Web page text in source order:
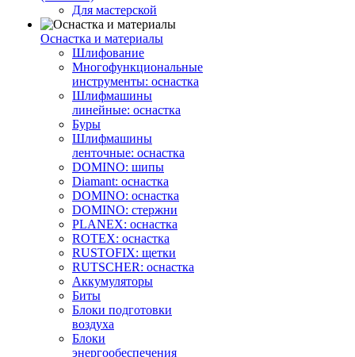
Для мастерской
Оснастка и материалы
Шлифование
Многофункциональные
инструменты: оснастка
Шлифмашины
линейные: оснастка
Буры
Шлифмашины
ленточные: оснастка
DOMINO: шипы
Diamant: оснастка
DOMINO: оснастка
DOMINO: стержни
PLANEX: оснастка
ROTEX: оснастка
RUSTOFIX: щетки
RUTSCHER: оснастка
Аккумуляторы
Биты
Блоки подготовки
воздуха
Блоки
энергообеспечения